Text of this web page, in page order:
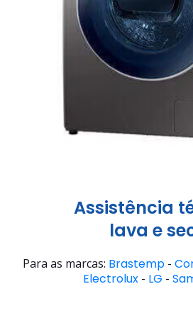
Assistência
lava e
Para as marcas: Brastemp -
Electrolux- LG -